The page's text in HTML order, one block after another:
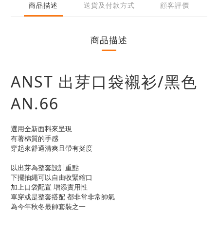
商品描述 送貨及付款方式 顧客評價
商品描述
ANST 出芽口袋襯衫/黑色
AN.66
選用全新面料來呈現
有著棉質的手感
穿起來舒適清爽且帶有挺度
以出芽為整套設計重點
下擺抽繩可以自由收緊縮口
加上口袋配置 增添實用性
單穿或是整套搭配 都非常非常帥氣
為今年秋冬最帥套裝之一